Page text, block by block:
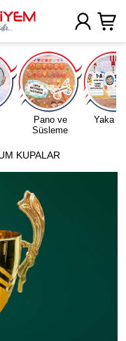
Pano ve
Süsleme
Yaka
KUPALAR
Uygulamada Aç